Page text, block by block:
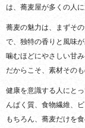
は、蕎麦屋が多くの人
蕎麦の魅力は、まずそ
で、独特の香りと風味
噛むほどにやさしい甘
だからこそ、素材その
健康を意識する人にと
んぱく質、食物繊維、
もちろん、蕎麦だけを